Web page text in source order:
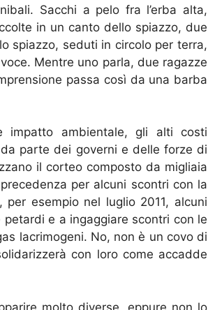
Sacchi a pelo fra l’erba alta,
in un canto dello spiazzo, due
spiazzo, seduti in circolo per terra,
Mentre uno parla, due ragazze
passa così da una barba
impatto ambientale, gli alti costi
parte dei governi e delle forze di
il corteo composto da migliaia
per alcuni scontri con la
esempio nel luglio 2011, alcuni
e a ingaggiare scontri con le
lacrimogeni. No, non è un covo di
con loro come accadde
molto diverse, eppure non lo